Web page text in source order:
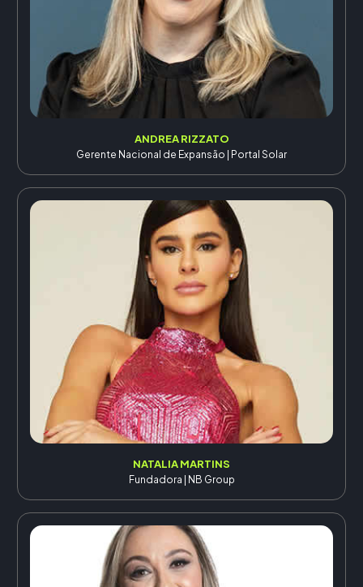
ANDREA RIZZATO
Gerente Nacional de Expansão | Portal Solar
NATALIA MARTINS
Fundadora | NB Group